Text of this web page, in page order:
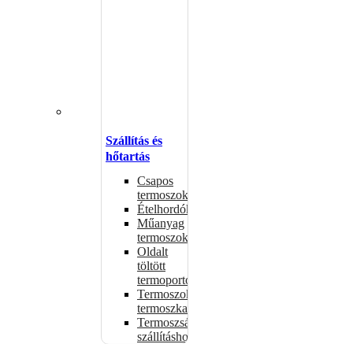
Szállítás és
hőtartás
Csapos
termoszok
Ételhordók
Műanyag
termoszok
Oldalt
töltött
termoportok
Termoszok,
termoszkannák
Termoszsákok
szállításhoz